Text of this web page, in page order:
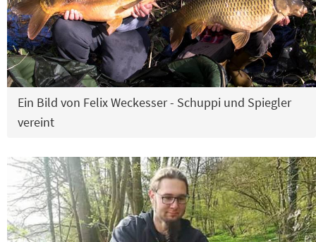
Ein Bild von Felix Weckesser - Schuppi und Spiegler
vereint